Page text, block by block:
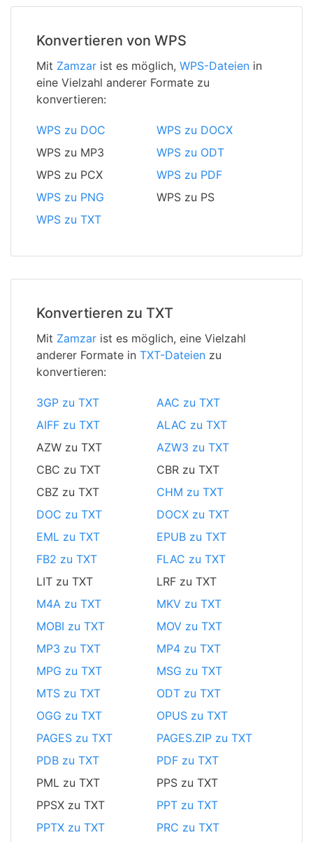
Konvertieren von WPS
Mit Zamzar ist es möglich, WPS-Dateien in
eine Vielzahl anderer Formate zu
konvertieren:
WPS zu DOC
WPS zu DOCX
WPS zu MP3
WPS zu ODT
WPS zu PCX
WPS zu PDF
WPS zu PNG
WPS zu PS
WPS zu TXT
Konvertieren zu TXT
Mit Zamzar ist es möglich, eine Vielzahl
anderer Formate in TXT-Dateien zu
konvertieren:
3GP zu TXT
AAC zu TXT
AIFF zu TXT
ALAC zu TXT
AZW zu TXT
AZW3 zu TXT
CBC zu TXT
CBR zu TXT
CBZ zu TXT
CHM zu TXT
DOC zu TXT
DOCX zu TXT
EML zu TXT
EPUB zu TXT
FB2 zu TXT
FLAC zu TXT
LIT zu TXT
LRF zu TXT
M4A zu TXT
MKV zu TXT
MOBI zu TXT
MOV zu TXT
MP3 zu TXT
MP4 zu TXT
MPG zu TXT
MSG zu TXT
MTS zu TXT
ODT zu TXT
OGG zu TXT
OPUS zu TXT
PAGES zu TXT
PAGES.ZIP zu TXT
PDB zu TXT
PDF zu TXT
PML zu TXT
PPS zu TXT
PPSX zu TXT
PPT zu TXT
PPTX zu TXT
PRC zu TXT